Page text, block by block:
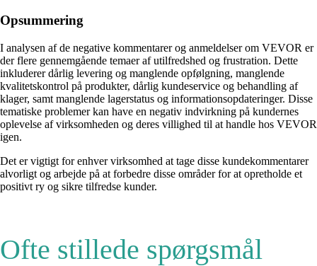
Opsummering
I analysen af de negative kommentarer og anmeldelser om VEVOR er
der flere gennemgående temaer af utilfredshed og frustration. Dette
inkluderer dårlig levering og manglende opfølgning, manglende
kvalitetskontrol på produkter, dårlig kundeservice og behandling af
klager, samt manglende lagerstatus og informationsopdateringer. Disse
tematiske problemer kan have en negativ indvirkning på kundernes
oplevelse af virksomheden og deres villighed til at handle hos VEVOR
igen.
Det er vigtigt for enhver virksomhed at tage disse kundekommentarer
alvorligt og arbejde på at forbedre disse områder for at opretholde et
positivt ry og sikre tilfredse kunder.
Ofte stillede spørgsmål